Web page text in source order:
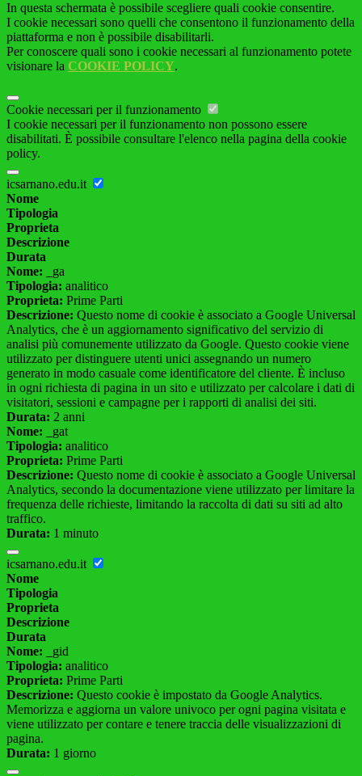
In questa schermata è possibile scegliere quali cookie consentire.
I cookie necessari sono quelli che consentono il funzionamento della
piattaforma e non è possibile disabilitarli.
Per conoscere quali sono i cookie necessari al funzionamento potete
visionare la COOKIE POLICY.
Cookie necessari per il funzionamento
I cookie necessari per il funzionamento non possono essere
disabilitati. È possibile consultare l'elenco nella pagina della cookie
policy.
icsarnano.edu.it
Nome
Tipologia
Proprieta
Descrizione
Durata
Nome: _ga
Tipologia: analitico
Proprieta: Prime Parti
Descrizione: Questo nome di cookie è associato a Google Universal
Analytics, che è un aggiornamento significativo del servizio di
analisi più comunemente utilizzato da Google. Questo cookie viene
utilizzato per distinguere utenti unici assegnando un numero
generato in modo casuale come identificatore del cliente. È incluso
in ogni richiesta di pagina in un sito e utilizzato per calcolare i dati di
visitatori, sessioni e campagne per i rapporti di analisi dei siti.
Durata: 2 anni
Nome: _gat
Tipologia: analitico
Proprieta: Prime Parti
Descrizione: Questo nome di cookie è associato a Google Universal
Analytics, secondo la documentazione viene utilizzato per limitare la
frequenza delle richieste, limitando la raccolta di dati su siti ad alto
traffico.
Durata: 1 minuto
icsarnano.edu.it
Nome
Tipologia
Proprieta
Descrizione
Durata
Nome: _gid
Tipologia: analitico
Proprieta: Prime Parti
Descrizione: Questo cookie è impostato da Google Analytics.
Memorizza e aggiorna un valore univoco per ogni pagina visitata e
viene utilizzato per contare e tenere traccia delle visualizzazioni di
pagina.
Durata: 1 giorno